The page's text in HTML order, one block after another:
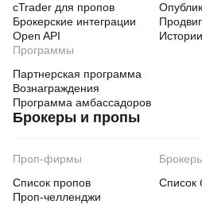
cTrader для пропов
Брокерские интеграции
Open API
Программы
Партнерская программа
Вознаграждения
Программа амбассадоров
Брокеры и пропы
Проп-фирмы
Список пропов
Проп-челленджи
Список